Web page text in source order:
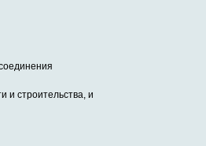
и cтроительства, и